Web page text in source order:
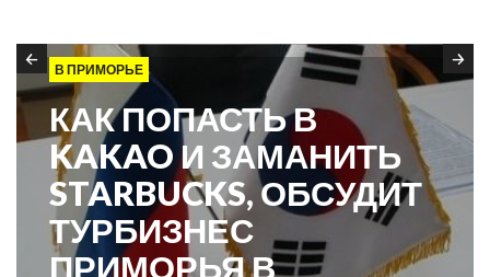
В ПРИМОРЬЕ
КАК ПОПАСТЬ В
KAKAO И ЗАМАНИТЬ
STARBUCKS, ОБСУДИТ
ТУРБИЗНЕС
ПРИМОРЬЯ В